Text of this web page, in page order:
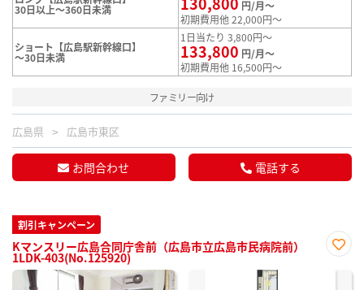
30日以上～360日未満
円/月～
初期費用他 22,000円～
ショート【広島駅新幹線口】
～30日未満
1日当たり 3,800円～
133,800 円/月～
初期費用他 16,500円～
ファミリー向け
広島県 広島市東区
お問合わせ 電話する
割引キャンペーン
Kマンスリー広島合同庁舎前（広島市立広島市民病院前）
1LDK-403(No.125920)
に入